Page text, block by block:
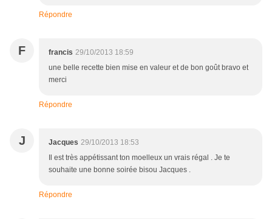
Répondre
F francis 29/10/2013 18:59
une belle recette bien mise en valeur et de bon goût bravo et
merci
Répondre
J Jacques 29/10/2013 18:53
Il est très appétissant ton moelleux un vrais régal . Je te
souhaite une bonne soirée bisou Jacques .
Répondre